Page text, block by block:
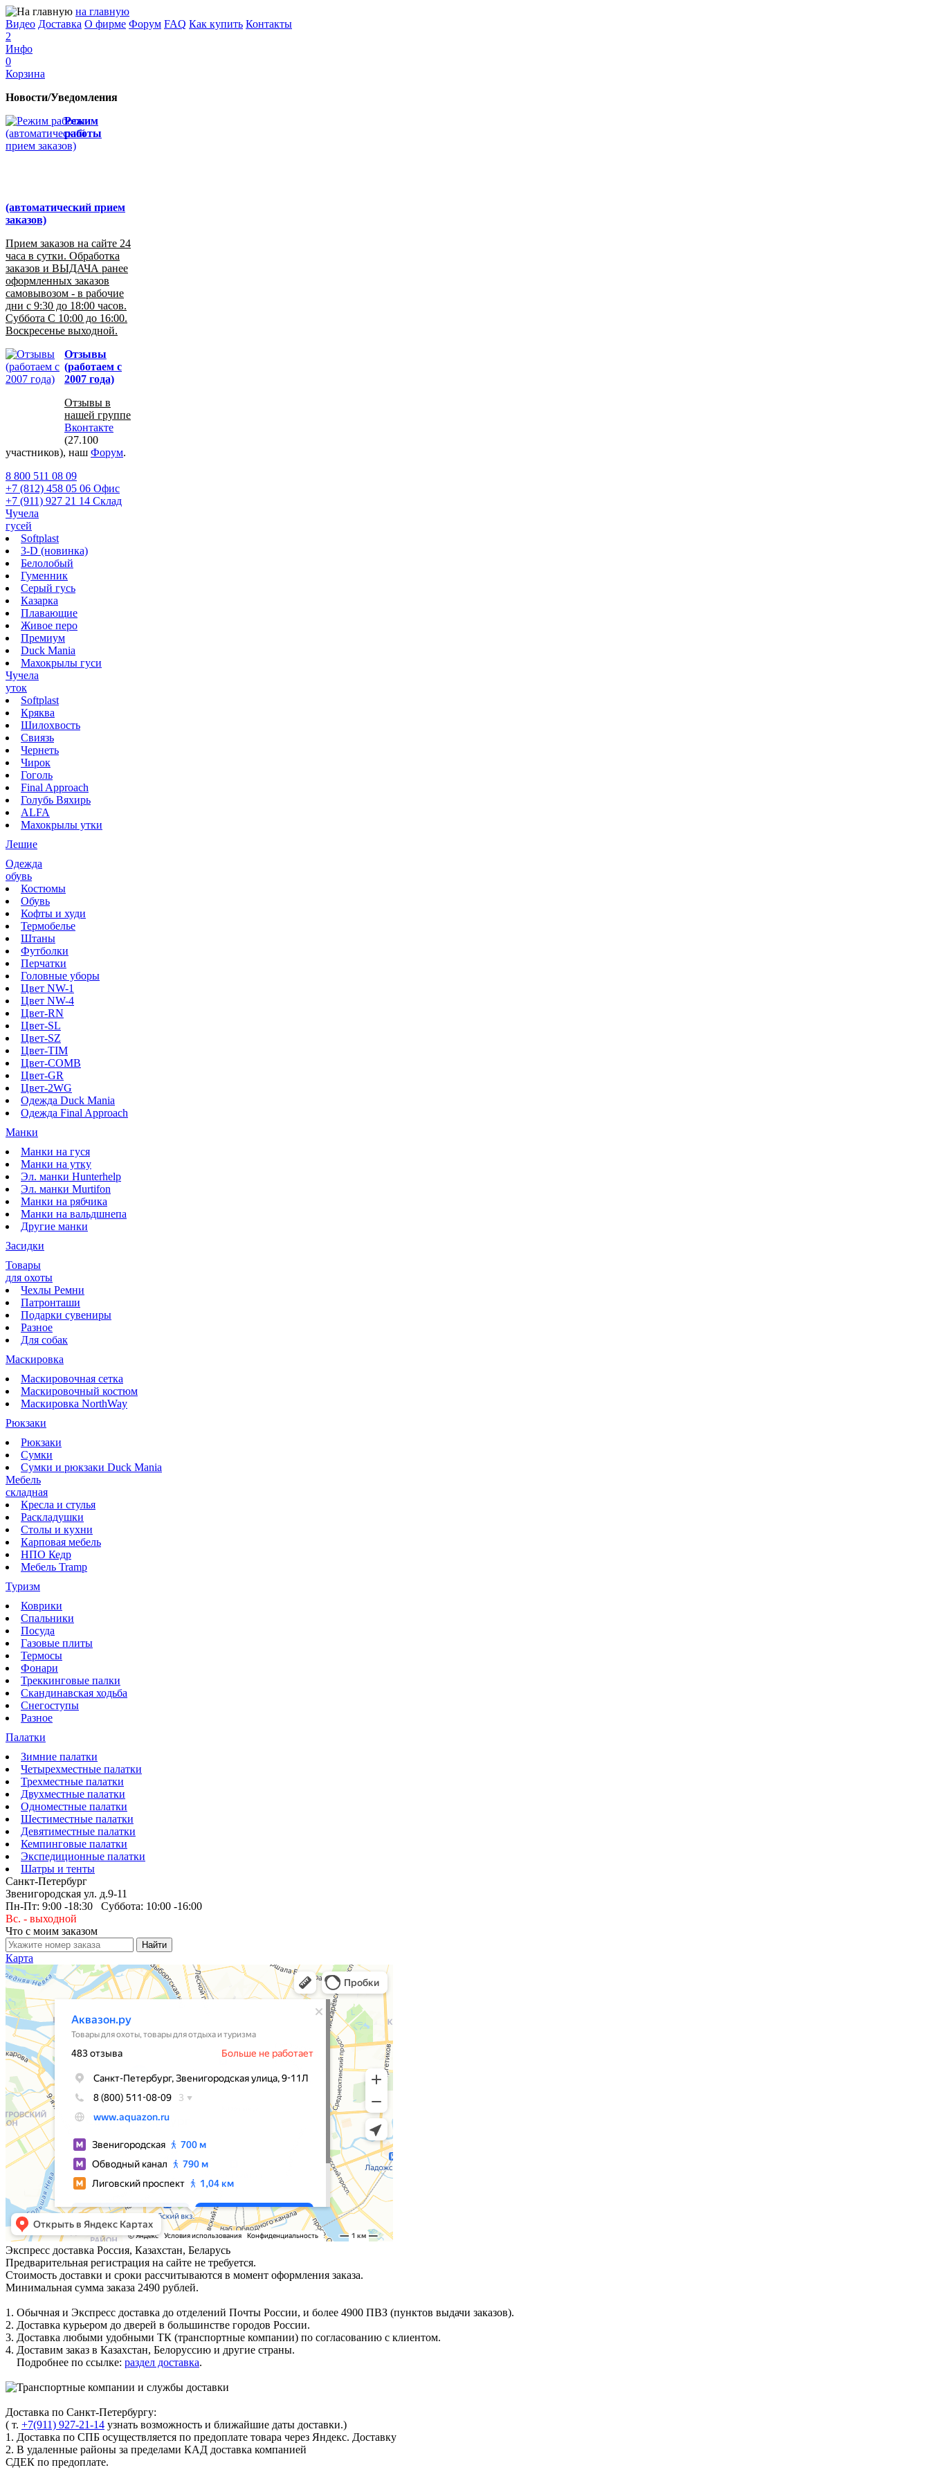
на главную
Видео Доставка О фирме Форум FAQ Как купить Контакты
2
Инфо
0
Корзина
Новости/Уведомления
Режим
работы
(автоматический прием
заказов)
Прием заказов на сайте 24
часа в сутки. Обработка
заказов и ВЫДАЧА ранее
оформленных заказов
самовывозом - в рабочие
дни с 9:30 до 18:00 часов.
Суббота С 10:00 до 16:00.
Воскресенье выходной.
Отзывы
(работаем с
2007 года)
Отзывы в
нашей группе
Вконтакте
(27.100
участников), наш Форум.
8 800 511 08 09
+7 (812) 458 05 06 Офис
+7 (911) 927 21 14 Склад
Чучела
гусей
Softplast
3-D (новинка)
Белолобый
Гуменник
Серый гусь
Казарка
Плавающие
Живое перо
Премиум
Duck Mania
Махокрылы гуси
Чучела
уток
Softplast
Кряква
Шилохвость
Свиязь
Чернеть
Чирок
Гоголь
Final Approach
Голубь Вяхирь
ALFA
Махокрылы утки
Лешие
Одежда
обувь
Костюмы
Обувь
Кофты и худи
Термобелье
Штаны
Футболки
Перчатки
Головные уборы
Цвет NW-1
Цвет NW-4
Цвет-RN
Цвет-SL
Цвет-SZ
Цвет-TIM
Цвет-COMB
Цвет-GR
Цвет-2WG
Одежда Duck Mania
Одежда Final Approach
Манки
Манки на гуся
Манки на утку
Эл. манки Hunterhelp
Эл. манки Murtifon
Манки на рябчика
Манки на вальдшнепа
Другие манки
Засидки
Товары
для охоты
Чехлы Ремни
Патронташи
Подарки сувениры
Разное
Для собак
Маскировка
Маскировочная сетка
Маскировочный костюм
Маскировка NorthWay
Рюкзаки
Рюкзаки
Сумки
Сумки и рюкзаки Duck Mania
Мебель
складная
Кресла и стулья
Раскладушки
Столы и кухни
Карповая мебель
НПО Кедр
Мебель Tramp
Туризм
Коврики
Спальники
Посуда
Газовые плиты
Термосы
Фонари
Треккинговые палки
Скандинавская ходьба
Снегоступы
Разное
Палатки
Зимние палатки
Четырехместные палатки
Трехместные палатки
Двухместные палатки
Одноместные палатки
Шестиместные палатки
Девятиместные палатки
Кемпинговые палатки
Экспедиционные палатки
Шатры и тенты
Санкт-Петербург
Звенигородская ул. д.9-11
Пн-Пт: 9:00 -18:30 Суббота: 10:00 -16:00
Вс. - выходной
Что с моим заказом
Карта
Экспресс доставка Россия, Казахстан, Беларусь
Предварительная регистрация на сайте не требуется.
Стоимость доставки и сроки рассчитываются в момент оформления заказа.
Минимальная сумма заказа 2490 рублей.
1. Обычная и Экспресс доставка до отделений Почты России, и более 4900 ПВЗ (пунктов выдачи заказов).
2. Доставка курьером до дверей в большинстве городов России.
3. Доставка любыми удобными ТК (транспортные компании) по согласованию с клиентом.
4. Доставим заказ в Казахстан, Белоруссию и другие страны.
Подробнее по ссылке: раздел доставка.
Доставка по Санкт-Петербургу:
( т. +7(911) 927-21-14 узнать возможность и ближайшие даты доставки.)
1. Доставка по СПБ осуществляется по предоплате товара через Яндекс. Доставку
2. В удаленные районы за пределами КАД доставка компанией
СДЕК по предоплате.